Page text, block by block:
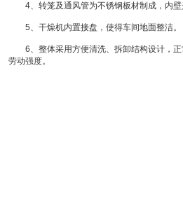
4、转笼及通风管为不锈钢板材制成，内壁
5、干燥机内置接盘，使得车间地面整洁。
6、整体采用方便清洗、拆卸结构设计，正
劳动强度。